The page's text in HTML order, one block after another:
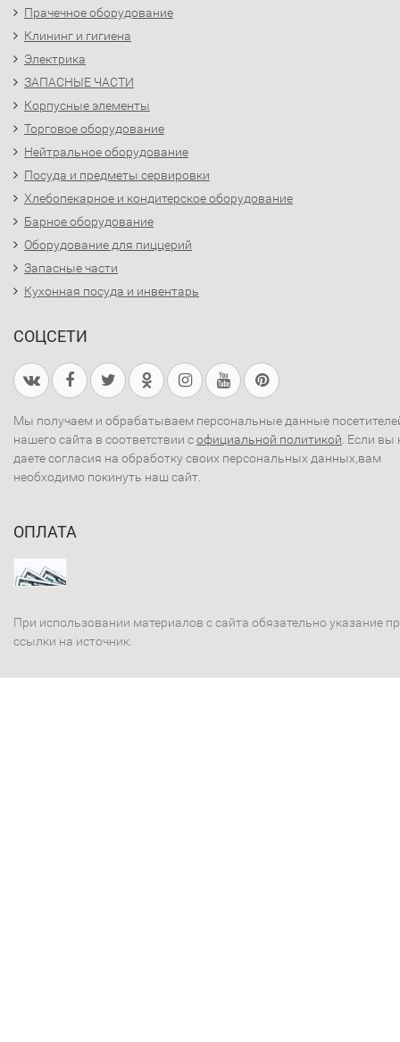
Прачечное оборудование
Клининг и гигиена
Электрика
ЗАПАСНЫЕ ЧАСТИ
Корпусные элементы
Торговое оборудование
Нейтральное оборудование
Посуда и предметы сервировки
Хлебопекарное и кондитерское оборудование
Барное оборудование
Оборудование для пиццерий
Запасные части
Кухонная посуда и инвентарь
СОЦСЕТИ
Мы получаем и обрабатываем персональные данные
нашего сайта в соответствии софициальной политикой . Если вы
даете согласия на обработку своих персональных данных,вам
необходимо покинуть наш сайт.
ОПЛАТА
При использовании материалов с сайта обязательно указание
ссылки на источник.